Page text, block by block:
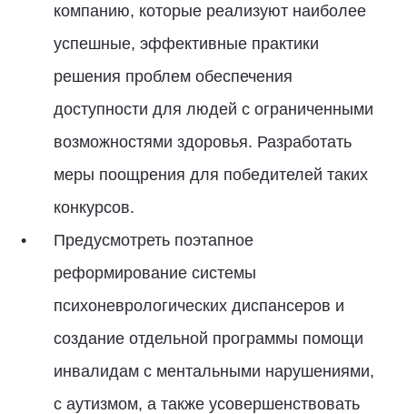
компанию, которые реализуют наиболее
успешные, эффективные практики
решения проблем обеспечения
доступности для людей с ограниченными
возможностями здоровья. Разработать
меры поощрения для победителей таких
конкурсов.
Предусмотреть поэтапное
реформирование системы
психоневрологических диспансеров и
создание отдельной программы помощи
инвалидам с ментальными нарушениями,
с аутизмом, а также усовершенствовать